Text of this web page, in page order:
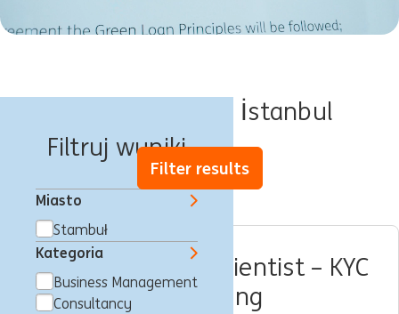
Filtruj wyniki
Miasto
Stambuł
Kategoria
Business Management
Consultancy
Oferty pracy w İstanbul
Filter results
Agentic AI Data Scientist – KYC
& Wholesale Banking